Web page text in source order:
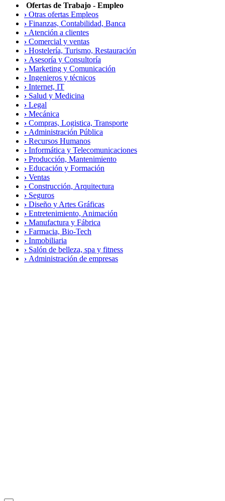
Ofertas de Trabajo - Empleo
› Otras ofertas Empleos
› Finanzas, Contabilidad, Banca
› Atención a clientes
› Comercial y ventas
› Hostelería, Turismo, Restauración
› Asesoría y Consultorí­a
› Marketing y Comunicación
› Ingenieros y técnicos
› Internet, IT
› Salud y Medicina
› Legal
› Mecánica
› Compras, Logistica, Transporte
› Administración Pública
› Recursos Humanos
› Informática y Telecomunicaciones
› Producción, Mantenimiento
› Educación y Formación
› Ventas
› Construcción, Arquitectura
› Seguros
› Diseño y Artes Gráficas
› Entretenimiento, Animación
› Manufactura y Fábrica
› Farmacia, Bio-Tech
› Inmobiliaria
› Salón de belleza, spa y fitness
› Administración de empresas